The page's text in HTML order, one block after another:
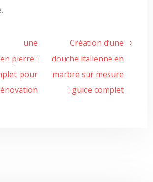
une
pierre :
pour
Création d’une
douche italienne en
marbre sur mesure
: guide complet